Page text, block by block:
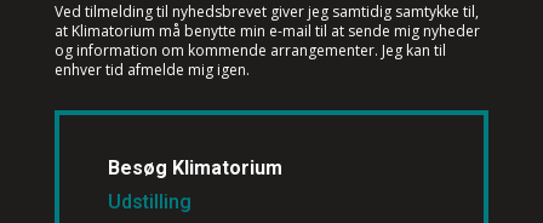
Ved tilmelding til nyhedsbrevet giver jeg samtidig samtykke til,
at Klimatorium må benytte min e-mail til at sende mig nyheder
og information om kommende arrangementer. Jeg kan til
enhver tid afmelde mig igen.
Besøg Klimatorium
Udstilling